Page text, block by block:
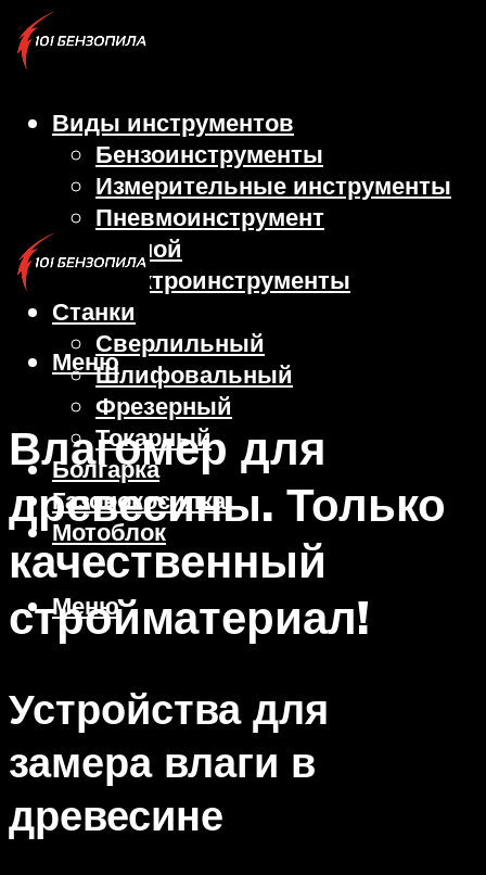
Виды инструментов
Бензоинструменты
Измерительные инструменты
Пневмоинструмент
Ручной
Электроинструменты
Станки
Сверлильный
Шлифовальный
Фрезерный
Токарный
Болгарка
Газонокосилка
Мотоблок
Меню
Меню
Влагомер для
древесины. Только
качественный
стройматериал!
Устройства для
замера влаги в
древесине